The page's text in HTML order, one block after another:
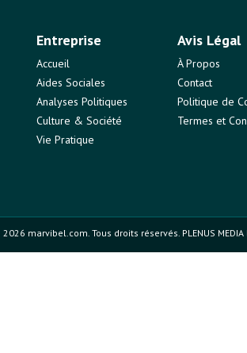
Entreprise
Accueil
Aides Sociales
Analyses Politiques
Culture & Société
Vie Pratique
Avis Légal
À Propos
Contact
Politique de
Termes et
marvibel.com. Tous droits réservés. PLENUS MEDIA